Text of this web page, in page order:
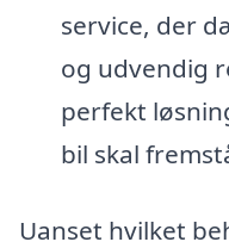
service, der
og udvendig
perfekt
bil skal
Uanset hvilket